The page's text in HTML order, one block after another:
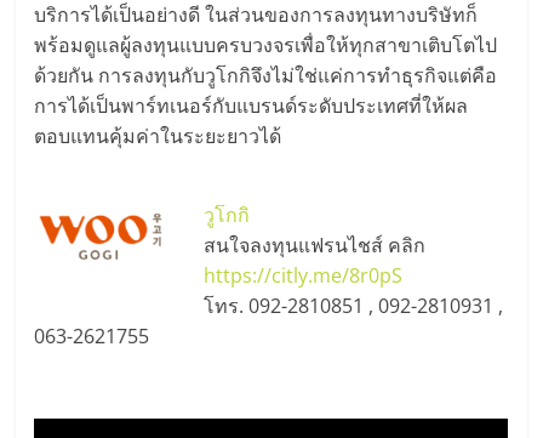
บริการได้เป็นอย่างดี ในส่วนของการลงทุนทางบริษัทก็
พร้อมดูแลผู้ลงทุนแบบครบวงจรเพื่อให้ทุกสาขาเติบโตไป
ด้วยกัน การลงทุนกับวูโกกิจึงไม่ใช่แค่การทำธุรกิจแต่คือ
การได้เป็นพาร์ทเนอร์กับแบรนด์ระดับประเทศที่ให้ผล
ตอบแทนคุ้มค่าในระยะยาวได้
วูโกกิ
สนใจลงทุนแฟรนไชส์ คลิก
https://citly.me/8r0pS
โทร. 092-2810851 , 092-2810931 ,
063-2621755